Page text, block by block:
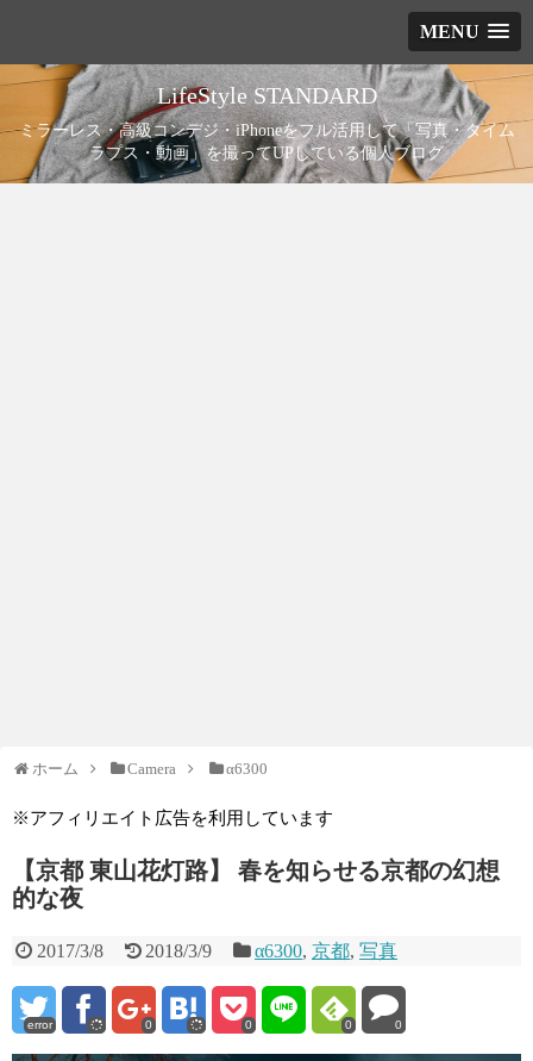
MENU
LifeStyle STANDARD
ミラーレス・高級コンデジ・iPhoneをフル活用して「写真・タイム
ラプス・動画」を撮ってUPしている個人ブログ
ホーム Camera α6300
※アフィリエイト広告を利用しています
【京都 東山花灯路】 春を知らせる京都の幻想
的な夜
2017/3/8 2018/3/9 α6300,京都,写真
error 0 0 0 0